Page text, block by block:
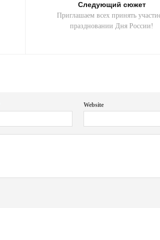
Следующий сюжет
Приглашаем всех принять
праздновании Дня России!
Website